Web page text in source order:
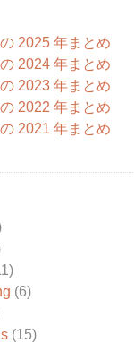
2025 年まとめ
2024 年まとめ
2023 年まとめ
2022 年まとめ
2021 年まとめ
(6)
(15)